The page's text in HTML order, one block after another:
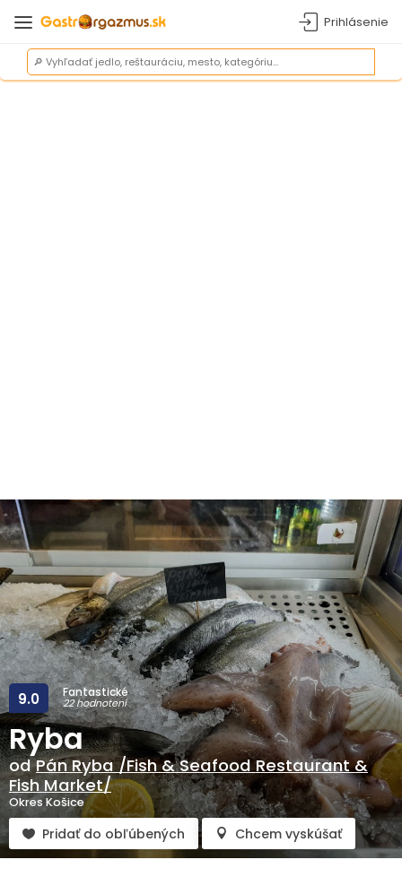
Prihlásenie
Fantastické
22 hodnotení
9.0
Ryba
odPán Ryba /Fish & Seafood Restaurant &
Fish Market/
Okres Košice
Pridať do obľúbených Chcem vyskúšať